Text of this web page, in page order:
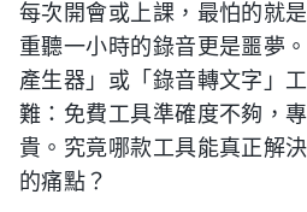
每次開會或上課，最怕的就
重聽一小時的錄音更是噩夢
產生器」或「錄音轉文字」
難：免費工具準確度不夠，
貴。究竟哪款工具能真正解
的痛點？